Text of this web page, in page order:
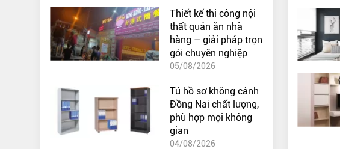
Thiết kế thi công nội
thất quán ăn nhà
hàng – giải pháp trọn
gói chuyên nghiệp
05/08/2026
Tủ hồ sơ không cánh
Đồng Nai chất lượng,
phù hợp mọi không
gian
04/08/2026